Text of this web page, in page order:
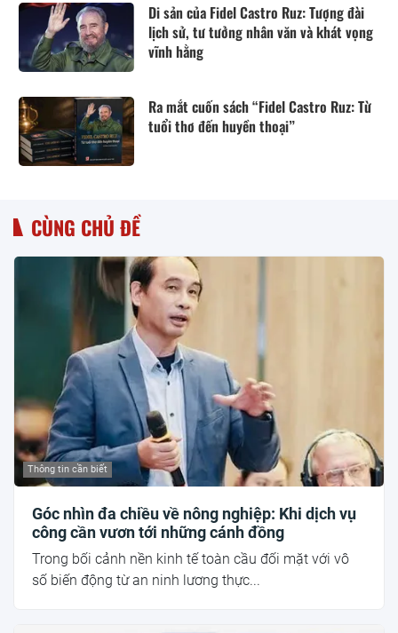
Di sản của Fidel Castro Ruz: Tượng đài
lịch sử, tư tưởng nhân văn và khát vọng
vĩnh hằng
Ra mắt cuốn sách “Fidel Castro Ruz: Từ
tuổi thơ đến huyền thoại”
CÙNG CHỦ ĐỀ
Thông tin cần biết
Góc nhìn đa chiều về nông nghiệp: Khi dịch vụ
công cần vươn tới những cánh đồng
Trong bối cảnh nền kinh tế toàn cầu đối mặt với vô
số biến động từ an ninh lương thực...